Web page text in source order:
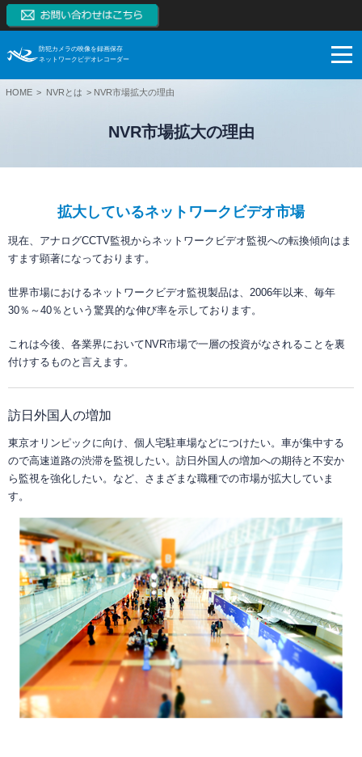
防犯カメラの映像を録画保存
ネットワークビデオレコーダー
NVRとは
NVR市場拡大の理由
システム構成例
NVR本体無料保証
【販売終了】4CH（小型）
【販売終了】8CH、16CH（PoE内蔵、RAID対応）
ソフトウエア一覧
お役立ち
導入事例
NVRの知識
ご購入検討
録画保存日数計算
NVRデモサイト
対応カメラ一覧
サポート
システム・ケイAIサイトへ
ネットワークカメラサイトへ
HOME NVRとは NVR市場拡大の理由
NVR市場拡大の理由
拡大しているネットワークビデオ市場
現在、アナログCCTV監視からネットワークビデオ監視への転換傾向はま
すます顕著になっております。
世界市場におけるネットワークビデオ監視製品は、2006年以来、毎年
30％～40％という驚異的な伸び率を示しております。
これは今後、各業界においてNVR市場で一層の投資がなされることを裏
付けするものと言えます。
訪日外国人の増加
東京オリンピックに向け、個人宅駐車場などにつけたい。車が集中する
ので高速道路の渋滞を監視したい。訪日外国人の増加への期待と不安か
ら監視を強化したい。など、さまざまな職種での市場が拡大していま
す。